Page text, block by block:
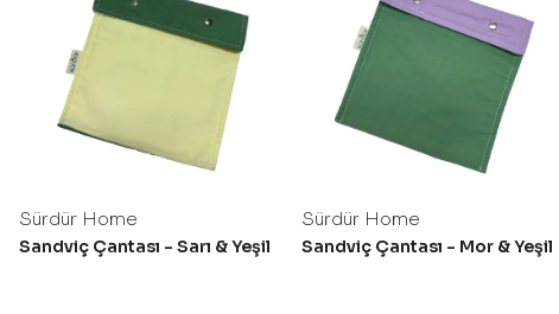
Sürdür Home
Sandviç Çantası - Sarı & Yeşil
Sürdür Home
Sandviç Çantası - Mor & Yeşil